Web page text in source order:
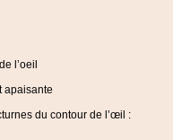
l’oeil
apaisante
du contour de l’œil :